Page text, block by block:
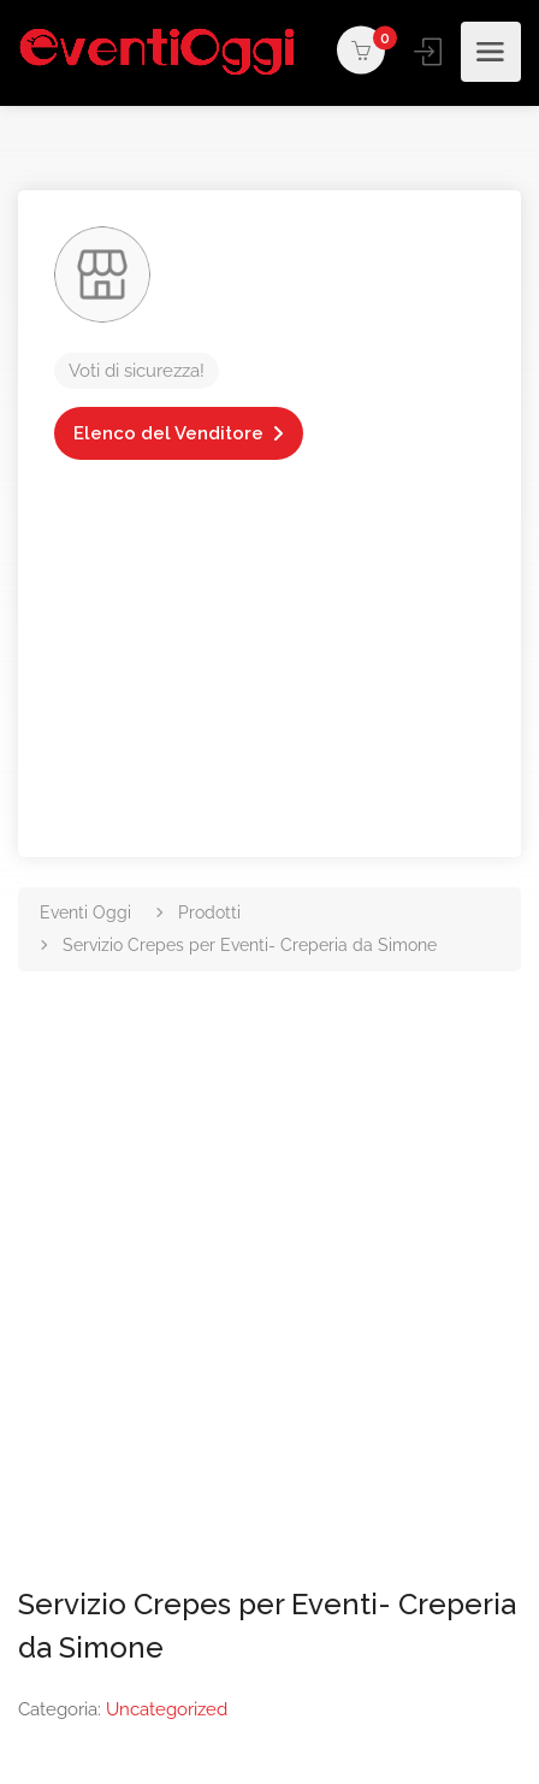
0
Voti di sicurezza!
Elenco del Venditore
Eventi Oggi
Prodotti
Servizio Crepes per Eventi- Creperia da Simone
Servizio Crepes per Eventi- Creperia
da Simone
Categoria: Uncategorized